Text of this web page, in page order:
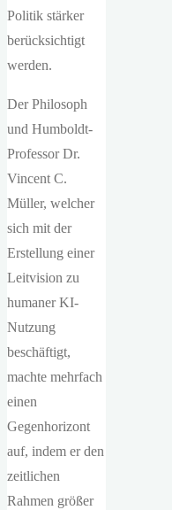
Politik stärker
berücksichtigt
werden.
Der Philosoph
und Humboldt-
Professor Dr.
Vincent C.
Müller, welcher
sich mit der
Erstellung einer
Leitvision zu
humaner KI-
Nutzung
beschäftigt,
machte mehrfach
einen
Gegenhorizont
auf, indem er den
zeitlichen
Rahmen größer